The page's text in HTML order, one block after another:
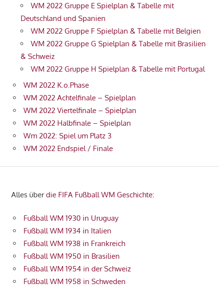
WM 2022 Gruppe E Spielplan & Tabelle mit
Deutschland und Spanien
WM 2022 Gruppe F Spielplan & Tabelle mit Belgien
WM 2022 Gruppe G Spielplan & Tabelle mit Brasilien
& Schweiz
WM 2022 Gruppe H Spielplan & Tabelle mit Portugal
WM 2022 K.o.Phase
WM 2022 Achtelfinale – Spielplan
WM 2022 Viertelfinale – Spielplan
WM 2022 Halbfinale – Spielplan
Wm 2022: Spiel um Platz 3
WM 2022 Endspiel / Finale
Alles überdie FIFA Fußball WM Geschichte:
Fußball WM 1930 in Uruguay
Fußball WM 1934 in Italien
Fußball WM 1938 in Frankreich
Fußball WM 1950 in Brasilien
Fußball WM 1954 in der Schweiz
Fußball WM 1958 in Schweden